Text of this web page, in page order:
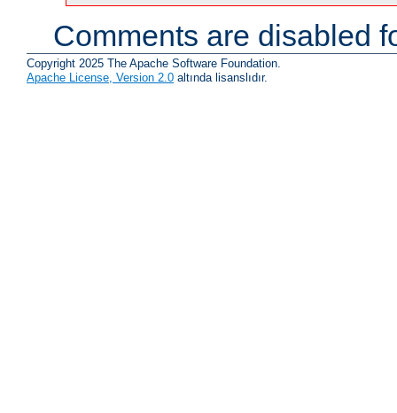
Comments are disabled
Copyright 2025 The Apache Software Foundation.
Apache License, Version 2.0 altında lisanslıdır.